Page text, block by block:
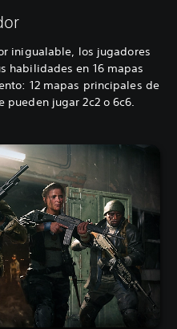
inigualable, los jugadores
habilidades en 16 mapas
12 mapas principales de
pueden jugar 2c2 o 6c6.